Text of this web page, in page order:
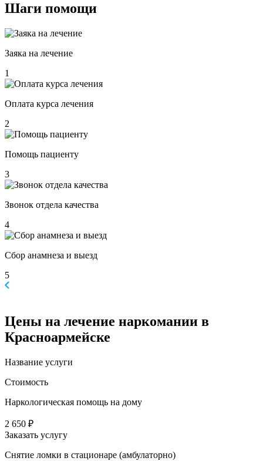
Шаги помощи
Заяка на лечение
1
Оплата курса лечения
2
Помощь пациенту
3
Звонок отдела качества
4
Сбор анамнеза и выезд
5
Цены на лечение наркомании в
Красноармейске
Название услуги
Стоимость
Наркологическая помощь на дому
2 650 ₽
Заказать услугу
Снятие ломки в стационаре (амбулаторно)